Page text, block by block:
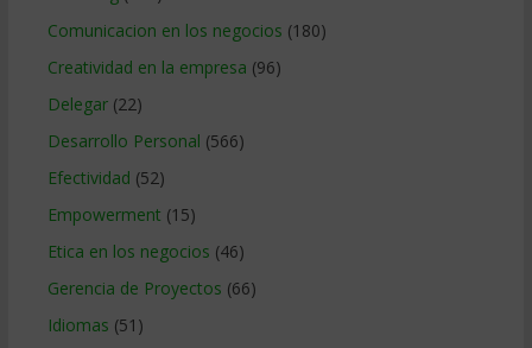
Comunicacion en los negocios (180)
Creatividad en la empresa (96)
Delegar(22)
Desarrollo Personal (566)
Efectividad (52)
Empowerment (15)
Etica en los negocios (46)
Gerencia de Proyectos (66)
Idiomas (51)